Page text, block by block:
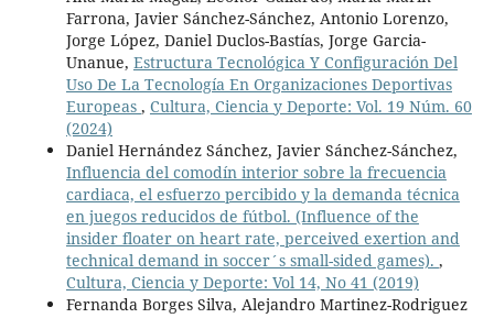
Farrona, Javier Sánchez-Sánchez, Antonio Lorenzo,
Jorge López, Daniel Duclos-Bastías, Jorge Garcia-
Unanue, Estructura Tecnológica Y Configuración Del
Uso De La Tecnología En Organizaciones Deportivas
Europeas , Cultura, Ciencia y Deporte: Vol. 19 Núm. 60
(2024)
Daniel Hernández Sánchez, Javier Sánchez-Sánchez,
Influencia del comodín interior sobre la frecuencia
cardiaca, el esfuerzo percibido y la demanda técnica
en juegos reducidos de fútbol. (Influence of the
insider floater on heart rate, perceived exertion and
technical demand in soccer´s small-sided games). ,
Cultura, Ciencia y Deporte: Vol 14, No 41 (2019)
Fernanda Borges Silva, Alejandro Martinez-Rodriguez